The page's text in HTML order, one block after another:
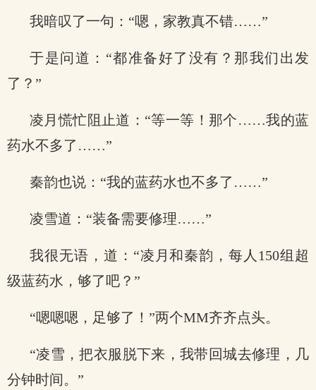
我暗叹了一句：“嗯，家教真不错……”
于是问道：“都准备好了没有？那我们出发
了？”
凌月慌忙阻止道：“等一等！那个……我的蓝
药水不多了……”
秦韵也说：“我的蓝药水也不多了……”
凌雪道：“装备需要修理……”
我很无语，道：“凌月和秦韵，每人150组超
级蓝药水，够了吧？”
“嗯嗯嗯，足够了！”两个MM齐齐点头。
“凌雪，把衣服脱下来，我带回城去修理，几
分钟时间。”